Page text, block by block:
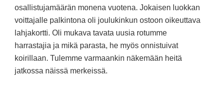
osallistujamäärän monena vuotena. Jokaisen luokkan
voittajalle palkintona oli joulukinkun ostoon oikeuttava
lahjakortti. Oli mukava tavata uusia rotumme
harrastajia ja mikä parasta, he myös onnistuivat
koirillaan. Tulemme varmaankin näkemään heitä
jatkossa näissä merkeissä.